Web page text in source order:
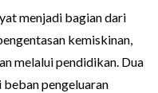
menjadi bagian dari
kemiskinan,
melalui pendidikan. Dua
pengeluaran